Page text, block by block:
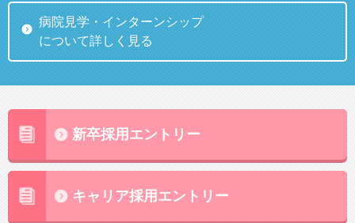
病院見学・インターンシップ
について詳しく見る
新卒採用エントリー
キャリア採用エントリー